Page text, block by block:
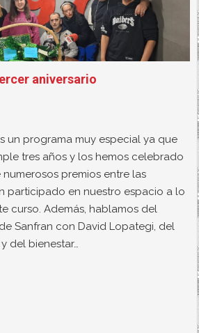
aniversario
un programa muy especial ya que
tres años y los hemos celebrado
premios entre las
participado en nuestro espacio a lo
curso. Además, hablamos del
Sanfran con David Lopategi, del
del bienestar…